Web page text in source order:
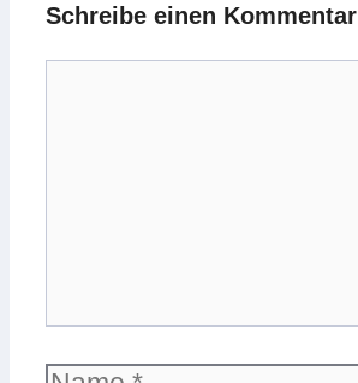
Schreibe einen Kommentar